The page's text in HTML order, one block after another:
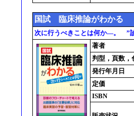
国試 臨床推論がわかる
次に行うべきことは何か―。 ”
著者
判型，頁数，
発行年月日
定価
ISBN